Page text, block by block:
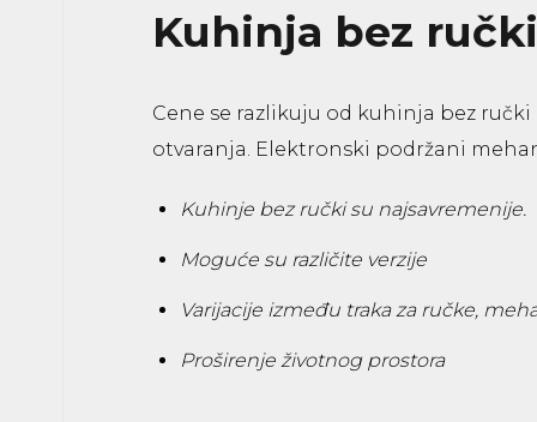
Kuhinja bez ručki
Cene se razlikuju od kuhinja bez
otvaranja. Elektronski podržani
Kuhinje bez ručki su najsavremenije.
Moguće su različite verzije
Varijacije između traka za ručke,
Proširenje životnog prostora